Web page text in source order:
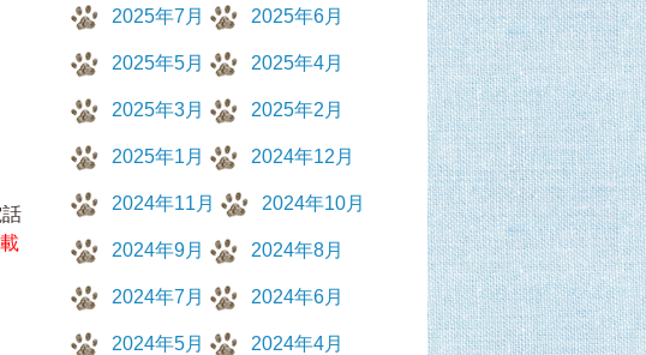
2025年7月 2025年6月
2025年5月 2025年4月
2025年3月 2025年2月
2025年1月 2024年12月
2024年11月 2024年10月
2024年9月 2024年8月
2024年7月 2024年6月
2024年5月 2024年4月